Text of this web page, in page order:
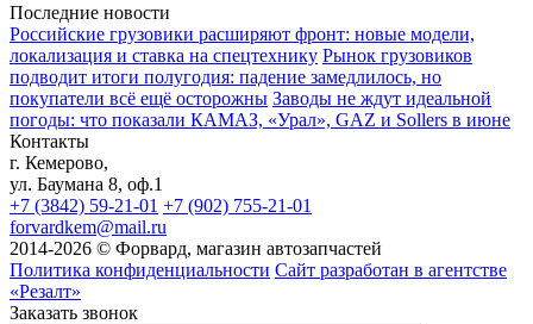
Последние новости
Российские грузовики расширяют фронт: новые модели,
локализация и ставка на спецтехнику Рынок грузовиков
подводит итоги полугодия: падение замедлилось, но
покупатели всё ещё осторожны Заводы не ждут идеальной
погоды: что показали КАМАЗ, «Урал», GAZ и Sollers в июне
Контакты
г. Кемерово,
ул. Баумана 8, оф.1
+7 (3842) 59-21-01 +7 (902) 755-21-01
forvardkem@mail.ru
2014-2026 © Форвард, магазин автозапчастей
Политика конфиденциальности Сайт разработан в агентстве
«Резалт»
Заказать звонок